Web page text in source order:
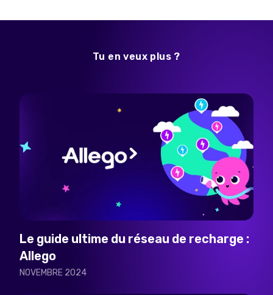
Tu en veux plus ?
Le guide ultime du réseau de recharge :
Allego
NOVEMBRE 2024